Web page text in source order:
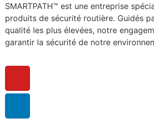
SMARTPATH™ est une entreprise
produits de sécurité routière. Guidés
qualité les plus élevées, notre
garantir la sécurité de notre